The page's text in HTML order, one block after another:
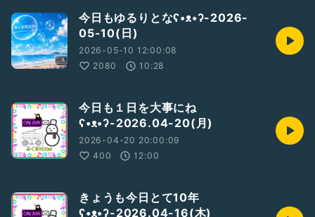
今日もゆるりとなʕ•ᴥ•ʔ-2026-
05-10(日)
2026-05-10 12:00:08
2080
10:28
今日も１日を大事にね
ʕ•ᴥ•ʔ-2026.04-20(月)
2026-04-20 20:00:09
400
12:00
きょうも今日とて10年
ʕ•ᴥ•ʔ-2026.04-16(木)